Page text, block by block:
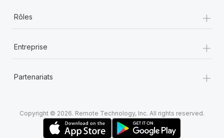
Rôles +
Entreprise +
Partenariats +
Copyright © 2026. Remote Technology, Inc. All rights reserved.